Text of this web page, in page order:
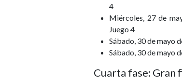
4
Miércoles, 27 de
Juego 4
Sábado, 30 de mayo
Sábado, 30 de mayo
Cuarta fase: Gran